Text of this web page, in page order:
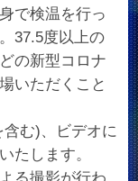
で検温を行っ
37.5度以上の
の新型コロナ
いただくこと
含む)、ビデオに
たします。